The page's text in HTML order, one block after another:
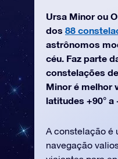
Ursa Minor ou
dos 88
astrônomos
céu. Faz parte
constelações
Minor é melhor
latitudes +90° a
A constelação é
navegação